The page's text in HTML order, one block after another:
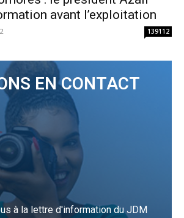
avant l’exploitation
139112
EN CONTACT
à la lettre d'information du JDM